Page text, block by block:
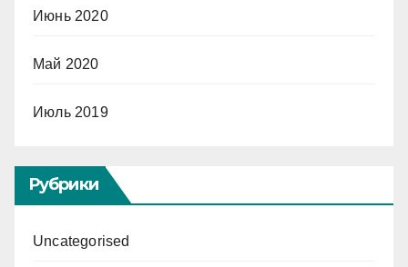
Июнь 2020
Май 2020
Июль 2019
Рубрики
Uncategorised